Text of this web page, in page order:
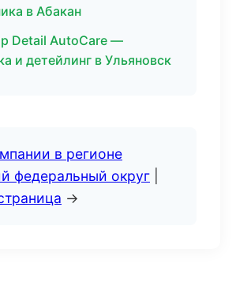
в Абакан
Detail AutoCare —
и детейлинг в Ульяновск
в регионе
федеральный округ
→